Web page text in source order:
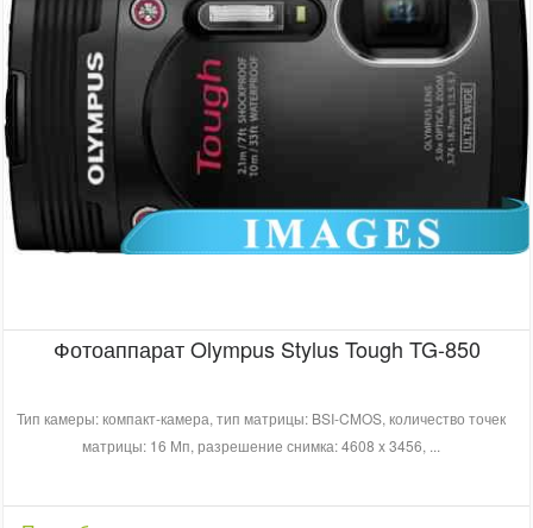
Фотоаппарат Olympus Stylus Tough TG-850
Тип камеры: компакт-камера, тип матрицы: BSI-CMOS, количество точек
матрицы: 16 Мп, разрешение снимка: 4608 x 3456, ...